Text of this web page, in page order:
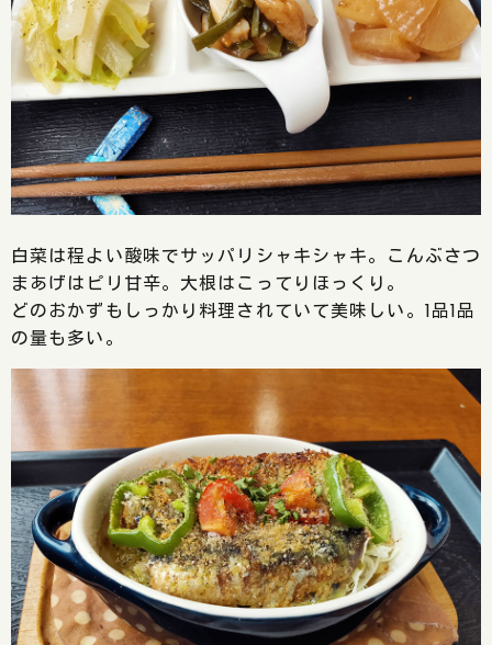
白菜は程よい酸味でサッパリシャキシャキ。こんぶさつ
まあげはピリ甘辛。大根はこってりほっくり。
どのおかずもしっかり料理されていて美味しい。1品1品
の量も多い。